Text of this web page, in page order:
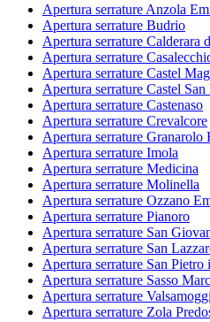
Apertura serrature Anzola
Apertura serrature Budrio
Apertura serrature Calderara
Apertura serrature
Apertura serrature Castel
Apertura serrature Castel
Apertura serrature Castenaso
Apertura serrature Crevalcore
Apertura serrature Granarolo
Apertura serrature Imola
Apertura serrature Medicina
Apertura serrature Molinella
Apertura serrature Ozzano
Apertura serrature Pianoro
Apertura serrature San
Apertura serrature San
Apertura serrature San Pietro
Apertura serrature Sasso
Apertura serrature
Apertura serrature Zola